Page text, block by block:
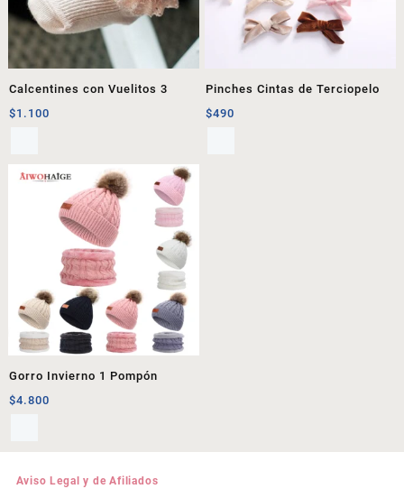
Calcentines con Vuelitos 3
$1.100
Pinches Cintas de Terciopelo
$490
Gorro Invierno 1 Pompón
$4.800
Aviso Legal y de Afiliados